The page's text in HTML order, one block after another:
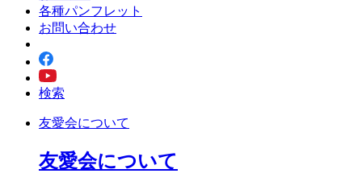
各種パンフレット
お問い合わせ
検索
友愛会について
友愛会について